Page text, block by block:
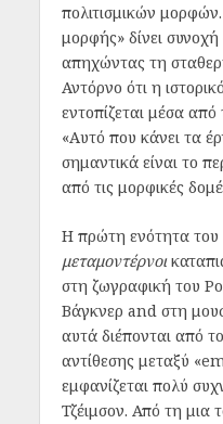
πολιτισμικών
μορφής» δίνει
απηχώντας τη
Αντόρνο ότι η
εντοπίζεται μέσα
«Αυτό που κάνει τα
σημαντικά είναι το
από τις μορφικές
Η πρώτη ενότητα του
μεταμοντέρνοι
στη ζωγραφική του
Βάγκνερ and στη
αυτά διέπονται από
αντίθεσης μεταξύ «
εμφανίζεται πολύ
Τζέιμσον. Από τη μια